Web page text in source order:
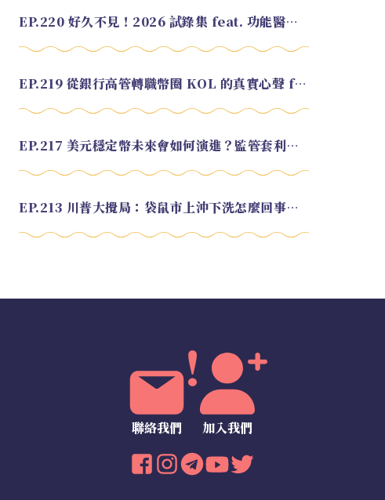
EP.220 好久不見！2026 試錄集 feat. 功能醫學營養師 美寶
EP.219 從銀行高管轉職幣圈 KOL 的真實心聲 feat.龜大
EP.217 美元穩定幣未來會如何演進？監管套利終將收斂？feat. 研究員 余哲安
EP.213 川普大攪局：袋鼠市上沖下洗怎麼回事？feat. Alvin
聯絡我們 加入我們